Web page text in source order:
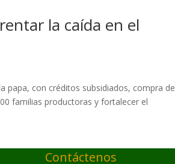
la caída en el
papa, con créditos subsidiados, compra de
familias productoras y fortalecer el
Contáctenos